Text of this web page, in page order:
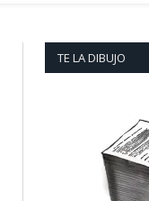
TE LA DIBUJO